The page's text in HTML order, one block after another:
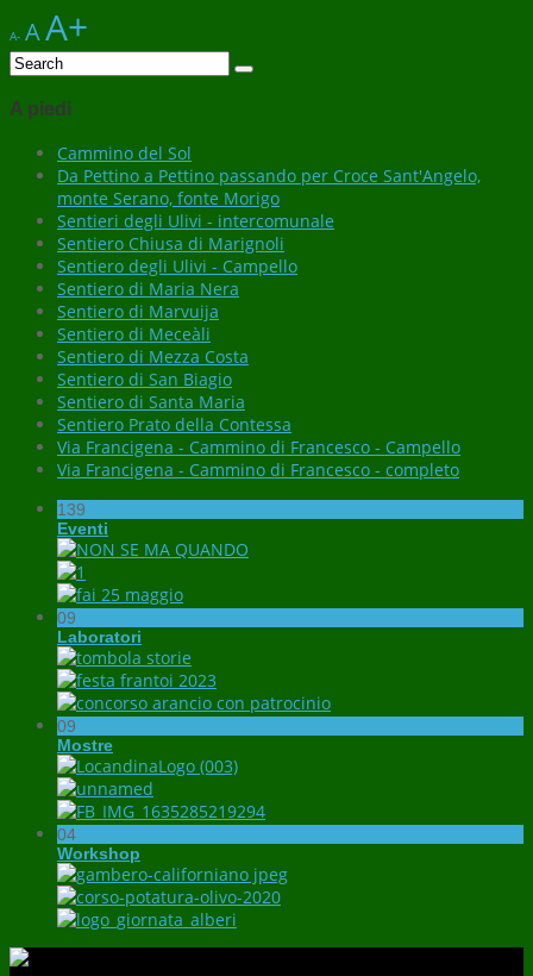
A- AA+
A piedi
Cammino del Sol
Da Pettino a Pettino passando per Croce Sant'Angelo,
monte Serano, fonte Morigo
Sentieri degli Ulivi - intercomunale
Sentiero Chiusa di Marignoli
Sentiero degli Ulivi - Campello
Sentiero di Maria Nera
Sentiero di Marvuija
Sentiero di Meceàli
Sentiero di Mezza Costa
Sentiero di San Biagio
Sentiero di Santa Maria
Sentiero Prato della Contessa
Via Francigena - Cammino di Francesco - Campello
Via Francigena - Cammino di Francesco - completo
139
Eventi
09
Laboratori
09
Mostre
04
Workshop